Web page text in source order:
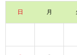
日 月